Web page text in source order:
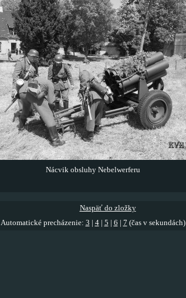
Nácvik obsluhy Nebelwerferu
Naspäť do zložky
Automatické precházenie: 3 4| 5 6 7 (čas v sekundách)